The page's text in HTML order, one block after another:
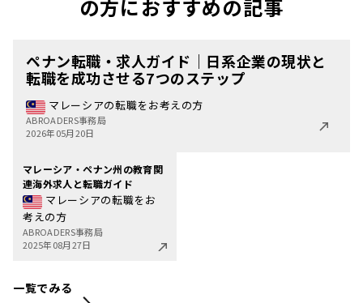
の方におすすめの記事
ペナン転職・求人ガイド｜日系企業の現状と
転職を成功させる7つのステップ
マレーシアの転職をお考えの方
ABROADERS事務局
2026年05月20日
マレーシア・ペナン州の教育関
連海外求人と転職ガイド
マレーシアの転職をお
考えの方
ABROADERS事務局
2025年08月27日
一覧でみる